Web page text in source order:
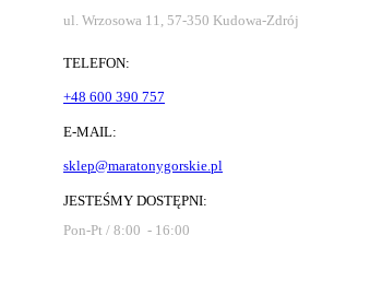
ul. Wrzosowa 11, 57-350 Kudowa-Zdrój
TELEFON:
+48 600 390 757
E-MAIL:
sklep@maratonygorskie.pl
JESTEŚMY DOSTĘPNI:
Pon-Pt / 8:00 - 16:00